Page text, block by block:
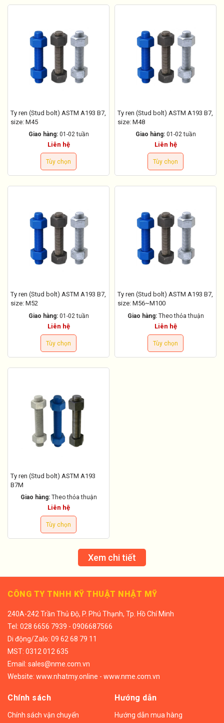
Ty ren (Stud bolt) ASTM A193 B7,
size: M45
Giao hàng: 01-02 tuần
Liên hệ
Tùy chọn
Ty ren (Stud bolt) ASTM A193 B7,
size: M48
Giao hàng: 01-02 tuần
Liên hệ
Tùy chọn
Ty ren (Stud bolt) ASTM A193 B7,
size: M52
Giao hàng: 01-02 tuần
Liên hệ
Tùy chọn
Ty ren (Stud bolt) ASTM A193 B7,
size: M56~M100
Giao hàng: Theo thỏa thuận
Liên hệ
Tùy chọn
Ty ren (Stud bolt) ASTM A193
B7M
Giao hàng: Theo thỏa thuận
Liên hệ
Tùy chọn
Xem chi tiết
CÔNG TY TNHH KỸ THUẬT NHẬT MỸ
240A-242 Trần Thủ Độ, P. Phú Thạnh, Tp. Hồ Chí Minh
Tel: 028 6656 7939 - 0906687566
Di động/Zalo: 09 62 68 79 11
MST: 0312 012 635
Email: sales@nme.com.vn
Website: www.nhatmy.online - www.nme.com.vn
Chính sách
Chính sách vận chuyển
Hướng dẫn
Hướng dẫn mua hàng